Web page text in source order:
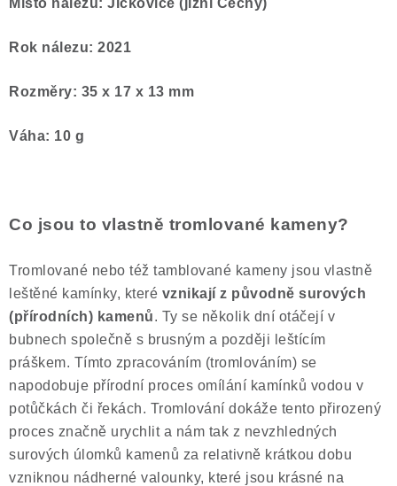
Místo nálezu: Jickovice (jižní Čechy)
Rok nálezu: 2021
Rozměry: 35 x 17 x 13 mm
Váha: 10 g
Co jsou to vlastně tromlované kameny?
Tromlované nebo též tamblované kameny jsou vlastně
leštěné kamínky, které vznikají z původně surových
(přírodních) kamenů. Ty se několik dní otáčejí v
bubnech společně s brusným a později leštícím
práškem. Tímto zpracováním (tromlováním) se
napodobuje přírodní proces omílání kamínků vodou v
potůčkách či řekách. Tromlování dokáže tento přirozený
proces značně urychlit a nám tak z nevzhledných
surových úlomků kamenů za relativně krátkou dobu
vzniknou nádherné valounky, které jsou krásné na